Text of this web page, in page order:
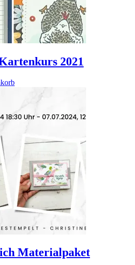
2021
Materialpaket